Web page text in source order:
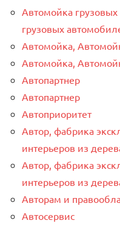
Автомойка
грузовых
Автомойка,
Автомойка,
Автопартнер
Автопартнер
Автоприоритет
Автор, фабрика
интерьеров из
Автор, фабрика
интерьеров из
Авторам и
Автосервис